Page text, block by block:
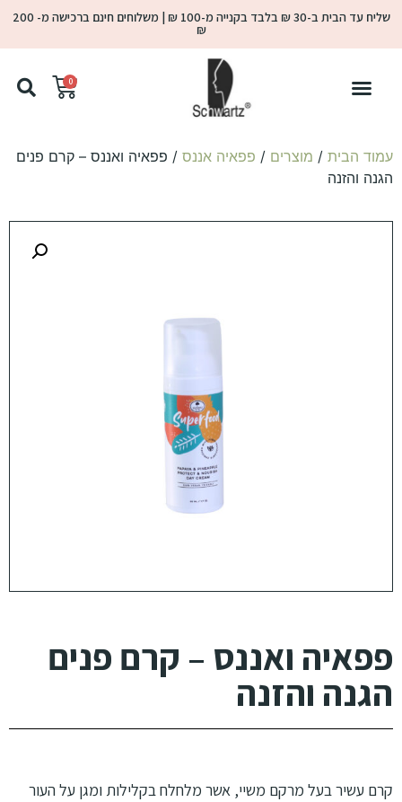
שליח עד הבית ב-30 ₪ בלבד בקנייה מ-100 ₪ | משלוחים חינם ברכישה מ- 200
₪
0
עמוד הבית / מוצרים / פפאיה אננס / פפאיה ואננס – קרם פנים
הגנה והזנה
פפאיה ואננס – קרם פנים
הגנה והזנה
קרם עשיר בעל מרקם משיי, אשר מלחלח בקלילות ומגן על העור